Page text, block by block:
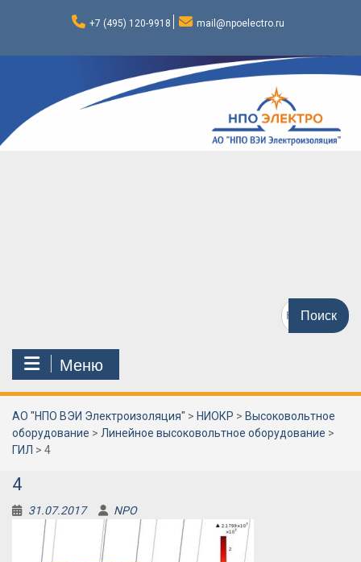
+7 (495) 120-9918 mail@npoelectro.ru
Поиск
по:
Меню
АО "НПО ВЭИ Электроизоляция" > НИОКР > Высоковольтное
оборудование > Линейное высоковольтное оборудование >
ГИЛ > 4
4
31.07.2017 NPO